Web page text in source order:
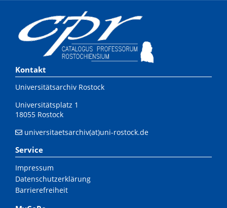
Kontakt
Universitätsarchiv Rostock
Universitätsplatz 1
18055 Rostock
universitaetsarchiv(at)uni-rostock.de
Service
Impressum
Datenschutzerklärung
Barrierefreiheit